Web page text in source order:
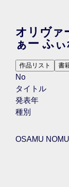
オリヴァ
ぁー ふ
作品リスト 書
No
タイトル
発表年
種別
OSAMU